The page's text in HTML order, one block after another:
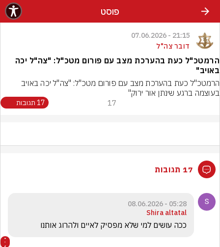
פוסט
21:15 - 07.06.2026
דובר צה"ל
הרמטכ"ל כעת בהערכת מצב עם פורום מטכ"ל: "צה"ל יכה
באויב"
הרמטכ"ל כעת בהערכת מצב עם פורום מטכ"ל: "צה"ל יכה באויב
בעוצמה ברגע שינתן אור ירוק"
17 17 תגובות
17 תגובות
05:28 - 08.06.2026
Shira altatal
ככה עושים למי שלא מפסיק לאיים ולהרוג אותנו